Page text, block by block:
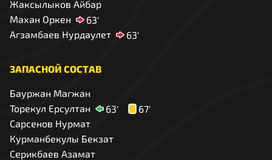
Жаксылыков Айбар
Махан Оркен
63'
Агзамбаев Нурдаулет
63'
ЗАПАСНОЙ СОСТАВ
Бауржан Магжан
Торекул Ерсултан
63'
67'
Сарсенов Нурмат
Курманбекулы Бекзат
Серикбаев Азамат